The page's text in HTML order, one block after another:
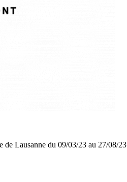
de Lausanne du 09/03/23 au 27/08/23